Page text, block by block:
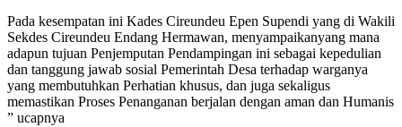
Pada kesempatan ini Kades Cireundeu Epen Supendi yang di Wakili
Sekdes Cireundeu Endang Hermawan, menyampaikanyang mana
adapun tujuan Penjemputan Pendampingan ini sebagai kepedulian
dan tanggung jawab sosial Pemerintah Desa terhadap warganya
yang membutuhkan Perhatian khusus, dan juga sekaligus
memastikan Proses Penanganan berjalan dengan aman dan Humanis
” ucapnya